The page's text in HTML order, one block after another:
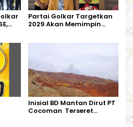
Partai Golkar Targetkan
2029 Akan Memimpin
Inisial BD Mantan Dirut PT
Cocoman Terseret